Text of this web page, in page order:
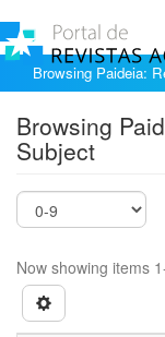
Browsing Paideia:
Browsing
Subject
Now showing items